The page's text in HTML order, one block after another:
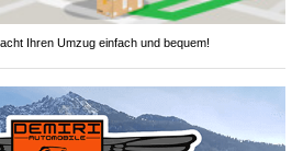
Ihren Umzug einfach und bequem!